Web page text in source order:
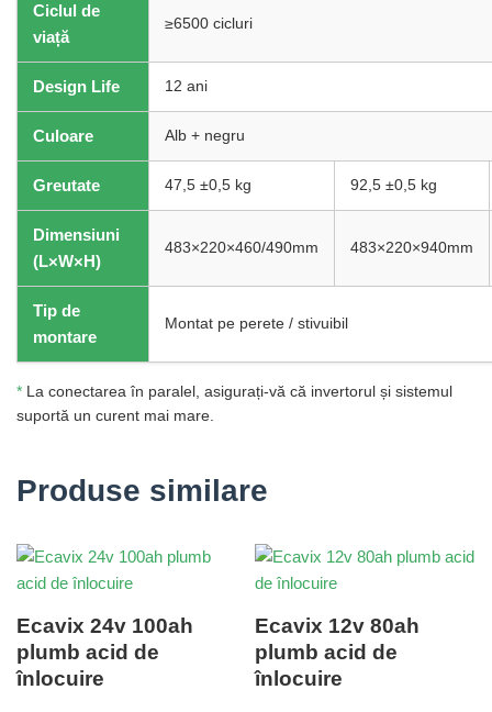
Ciclul de
viață
≥6500 cicluri
Design Life 12 ani
Culoare Alb + negru
Greutate 47,5 ±0,5 kg 92,5 ±0,5 kg
Dimensiuni
(L×W×H)
483×220×460/490mm 483×220×940mm
Tip de
montare
Montat pe perete / stivuibil
* La conectarea în paralel, asigurați-vă că invertorul și sistemul
suportă un curent mai mare.
Produse similare
Ecavix 24v 100ah
plumb acid de
înlocuire
Ecavix 12v 80ah
plumb acid de
înlocuire